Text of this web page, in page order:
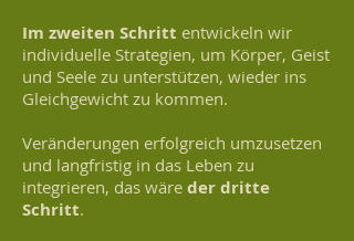
Im zweiten Schritt entwickeln wir
individuelle Strategien, um Körper, Geist
und Seele zu unterstützen, wieder ins
Gleichgewicht zu kommen.
Veränderungen erfolgreich umzusetzen
und langfristig in das Leben zu
integrieren, das wäre der dritte
Schritt.